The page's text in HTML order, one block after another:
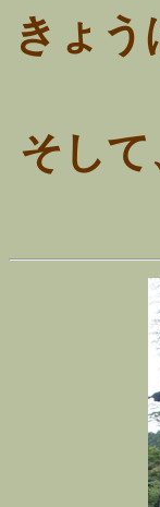
きょ
そし